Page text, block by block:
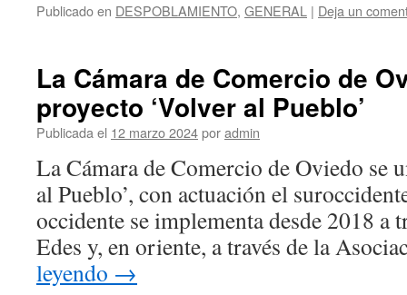
Publicado en DESPOBLAMIENTO, GENERAL | Deja un
La Cámara de Comercio de
proyecto ‘Volver al Pueblo’
Publicada el 12 marzo 2024poradmin
La Cámara de Comercio de Oviedo se
al Pueblo’, con actuación el
occidente se implementa desde 2018 a
Edes y, en oriente, a través de la
leyendo →